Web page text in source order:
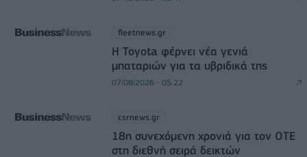
fleetnews.gr
Η Toyota φέρνει νέα γενιά
μπαταριών για τα υβριδικά της
07/08/2026 - 05:22
csrnews.gr
18η συνεχόμενη χρονιά για τον ΟΤΕ
στη διεθνή σειρά δεικτών